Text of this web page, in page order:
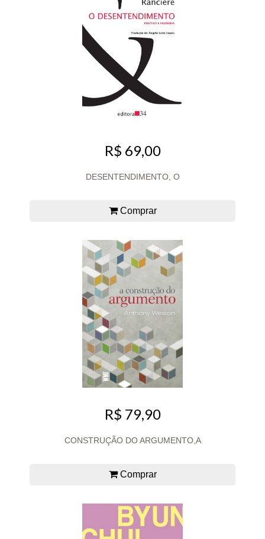
R$ 69,00
DESENTENDIMENTO, O
Comprar
R$ 79,90
CONSTRUÇÃO DO ARGUMENTO,A
Comprar